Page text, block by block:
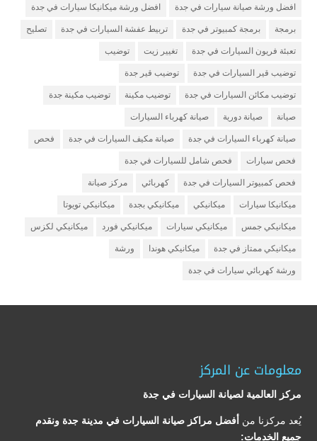
افضل ورشة صيانة سيارات في جدة افضل ورشة ميكانيكا سيارات في جدة
برمجة برمجة كمبيوتر في جدة تربيط عفشة السيارات في جدة تصليح
تعبئة فريون السيارات في جدة تغيير زيت توضيب
توضيب قير السيارات في جدة توضيب قير جدة
توضيب مكائن السيارات في جدة توضيب مكينة توضيب مكينة جدة
صيانة صيانة دورية صيانة كهرباء السيارات
صيانة كهرباء السيارات في جدة صيانة مكيف السيارات في جدة فحص
فحص سيارات فحص شامل للسيارات في جدة
فحص كمبيوتر السيارات في جدة كهربائي مركز صيانة
ميكانيكا سيارات ميكانيكي ميكانيكي بجدة ميكانيكي تويوتا
ميكانيكي جمس ميكانيكي سيارات ميكانيكي فورد ميكانيكي لكزس
ميكانيكي ممتاز في جدة ميكانيكي هوندا ورشة
ورشة كهربائي سيارات في جدة
معلومات عن المركز
مركز العالمية لصيانة السيارات في جدة
يُعد مركزنا من أفضل مراكز صيانة السيارات في مدينة جدة ونقدم
جميع الخدمات: